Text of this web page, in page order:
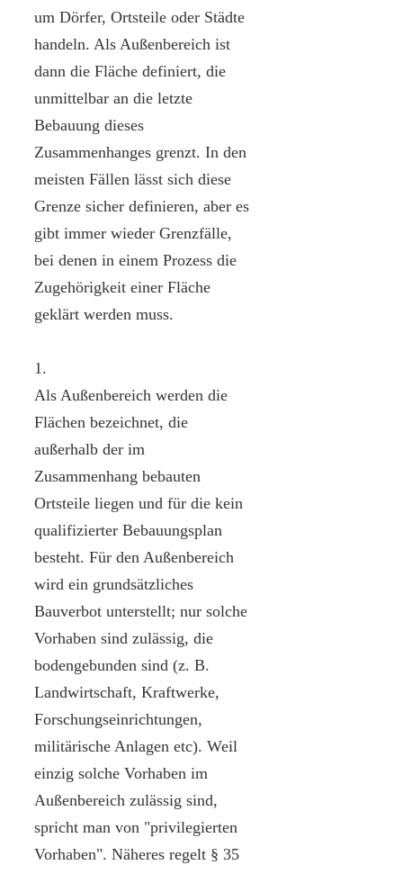
um Dörfer, Ortsteile oder Städte
handeln. Als Außenbereich ist
dann die Fläche definiert, die
unmittelbar an die letzte
Bebauung dieses
Zusammenhanges grenzt. In den
meisten Fällen lässt sich diese
Grenze sicher definieren, aber es
gibt immer wieder Grenzfälle,
bei denen in einem Prozess die
Zugehörigkeit einer Fläche
geklärt werden muss.
1.
Als Außenbereich werden die
Flächen bezeichnet, die
außerhalb der im
Zusammenhang bebauten
Ortsteile liegen und für die kein
qualifizierter Bebauungsplan
besteht. Für den Außenbereich
wird ein grundsätzliches
Bauverbot unterstellt; nur solche
Vorhaben sind zulässig, die
bodengebunden sind (z. B.
Landwirtschaft, Kraftwerke,
Forschungseinrichtungen,
militärische Anlagen etc). Weil
einzig solche Vorhaben im
Außenbereich zulässig sind,
spricht man von "privilegierten
Vorhaben". Näheres regelt § 35